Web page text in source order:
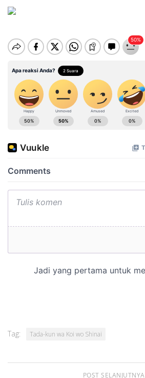
Tag: Tada-kun wa Koi wo Shinai
POST SELANJUTNYA